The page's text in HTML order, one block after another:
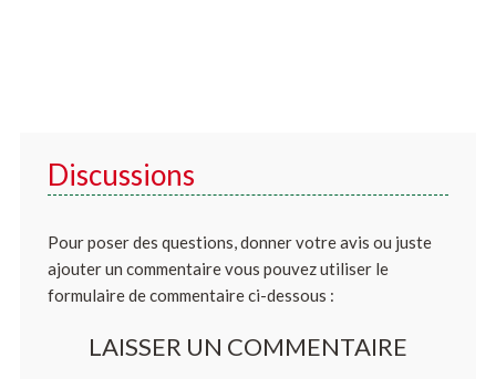
Discussions
Pour poser des questions, donner votre avis ou juste
ajouter un commentaire vous pouvez utiliser le
formulaire de commentaire ci-dessous :
LAISSER UN COMMENTAIRE